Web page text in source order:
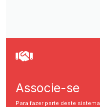
Associe-se
Para fazer parte deste